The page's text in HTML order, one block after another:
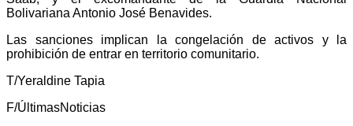
Bolivariana Antonio José Benavides.
Las sanciones implican la congelación de activos y la
prohibición de entrar en territorio comunitario.
T/Yeraldine Tapia
F/ÚltimasNoticias